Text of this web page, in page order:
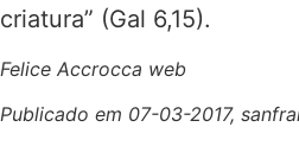
criatura” (Gal 6,15).
Felice Accrocca web
Publicado em 07-03-2017,